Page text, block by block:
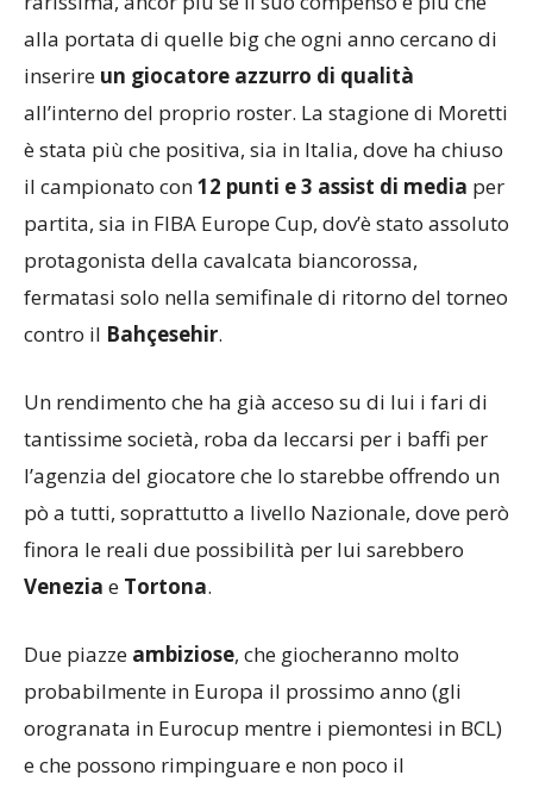
alla portata di quelle big che ogni anno cercano di
inserire un giocatore azzurro di qualità
all’interno del proprio roster. La stagione di Moretti
è stata più che positiva, sia in Italia, dove ha chiuso
il campionato con12 punti e 3 assist di media per
partita, sia in FIBA Europe Cup, dov’è stato assoluto
protagonista della cavalcata biancorossa,
fermatasi solo nella semifinale di ritorno del torneo
contro il Bahçesehir.
Un rendimento che ha già acceso su di lui i fari di
tantissime società, roba da leccarsi per i baffi per
l’agenzia del giocatore che lo starebbe offrendo un
pò a tutti, soprattutto a livello Nazionale, dove però
finora le reali due possibilità per lui sarebbero
Venezia e Tortona.
Due piazze ambiziose, che giocheranno molto
probabilmente in Europa il prossimo anno (gli
orogranata in Eurocup mentre i piemontesi in BCL)
e che possono rimpinguare e non poco il